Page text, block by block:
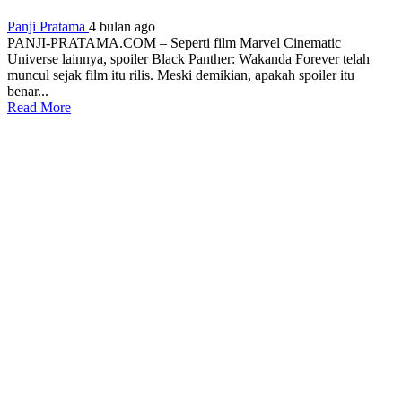
Panji Pratama 4 bulan ago
PANJI-PRATAMA.COM – Seperti film Marvel Cinematic
Universe lainnya, spoiler Black Panther: Wakanda Forever telah
muncul sejak film itu rilis. Meski demikian, apakah spoiler itu
benar...
Read More